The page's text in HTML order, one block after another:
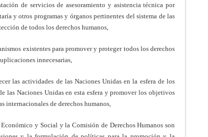
de servicios de asesoramiento y asistencia técnica por
y otros programas y órganos pertinentes del sistema de las
de todos los derechos humanos,
existentes para promover y proteger todos los derechos
innecesarias,
las actividades de las Naciones Unidas en la esfera de los
las Naciones Unidas en esta esfera y promover los objetivos
internacionales de derechos humanos,
y Social y la Comisión de Derechos Humanos son